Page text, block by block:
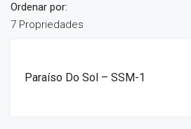
7 Propriedades
Ordenar por:
Paraíso Do Sol – SSM-1